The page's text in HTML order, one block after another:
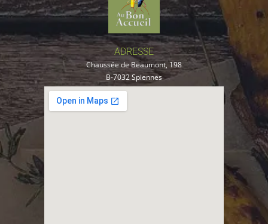
ADRESSE
Chaussée de Beaumont, 198
B-7032 Spiennes